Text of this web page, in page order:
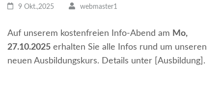
9 Okt.,2025 webmaster1
Auf unserem kostenfreien Info-Abend am Mo,
27.10.2025 erhalten Sie alle Infos rund um unseren
neuen Ausbildungskurs. Details unter [Ausbildung].